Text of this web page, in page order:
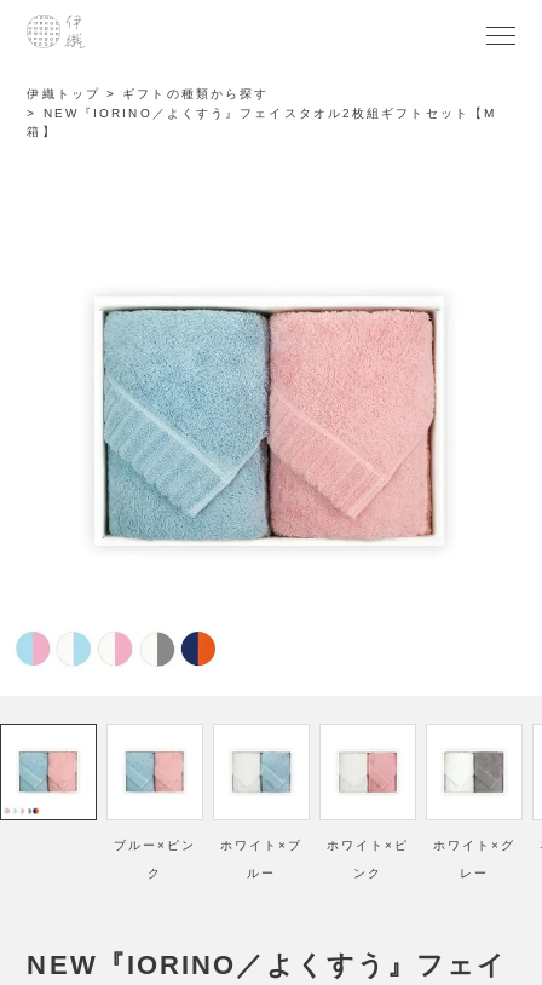
伊織トップ
ギフトの種類から探す
NEW『IORINO／よくすう』フェイスタオル2枚組ギフトセット【M
箱】
ブルー×ピン
ク
ホワイト×ブ
ルー
ホワイト×ピ
ンク
ホワイト×グ
レー
NEW『IORINO／よくすう』フェイ